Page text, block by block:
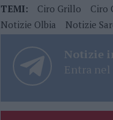
TEMI: Ciro Grillo Ciro
Notizie Olbia
Notizie
Notizie
Entra